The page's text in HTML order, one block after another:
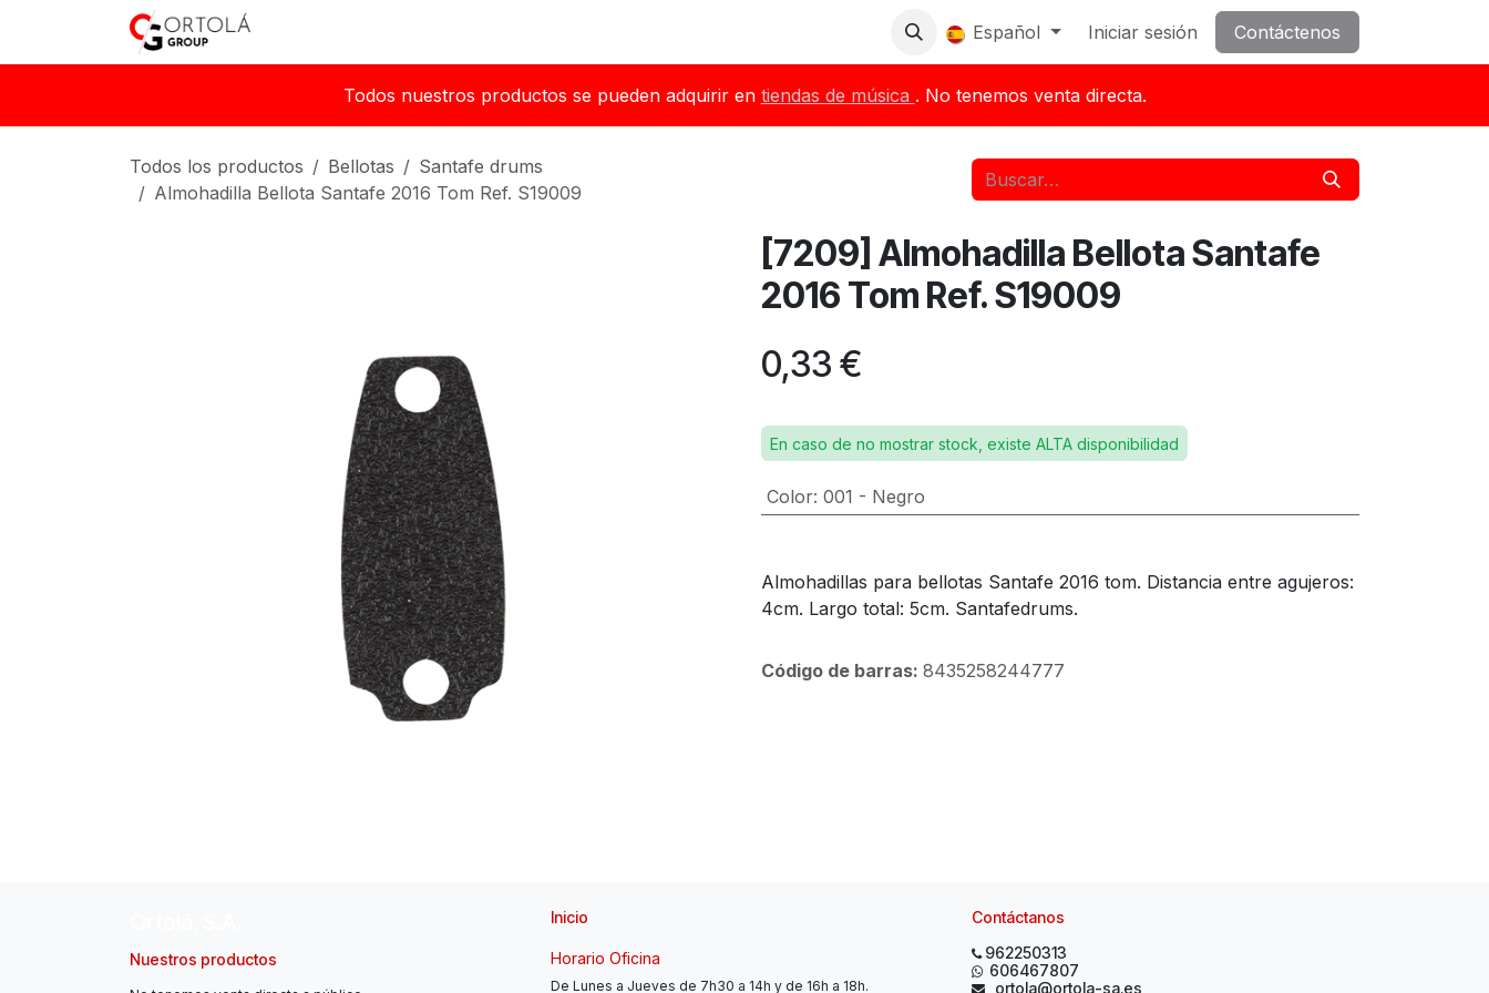
Español Iniciar sesión Contáctenos
Todos nuestros productos se pueden adquirir en tiendas de música . No tenemos venta directa.
Todos los productos Bellotas
Santafe drums
Almohadilla Bellota Santafe 2016 Tom Ref. S19009
[7209] Almohadilla Bellota Santafe
2016 Tom Ref. S19009
0,33 €
En caso de no mostrar stock, existe ALTA disponibilidad
Color: 001 - Negro
Almohadillas para bellotas Santafe 2016 tom. Distancia entre agujeros:
4cm. Largo total: 5cm. Santafedrums.
Código de barras: 8435258244777
Nuestros productos
Inicio
Horario Oficina
De Lunes a Jueves de 7h30 a 14h y de 16h a 18h.
Contáctanos
962250313
606467807
ortola@ortola-sa.es